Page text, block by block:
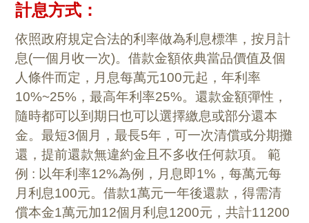
計息方式：
依照政府規定合法的利率做為利息標準，按月計
息(一個月收一次)。借款金額依典當品價值及個
人條件而定，月息每萬元100元起，年利率
10%~25%，最高年利率25%。還款金額彈性，
隨時都可以到期日也可以選擇繳息或部分還本
金。最短3個月，最長5年，可一次清償或分期攤
還，提前還款無違約金且不多收任何款項。 範
例 : 以年利率12%為例，月息即1%，每萬元每
月利息100元。借款1萬元一年後還款，得需清
償本金1萬元加12個月利息1200元，共計11200